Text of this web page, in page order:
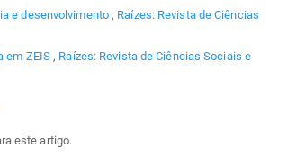
e desenvolvimento, Raízes: Revista de Ciências
em ZEIS, Raízes: Revista de Ciências Sociais e
este artigo.